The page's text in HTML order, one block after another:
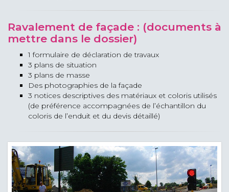
Ravalement de façade : (documents à
mettre dans le dossier)
1 formulaire de déclaration de travaux
3 plans de situation
3 plans de masse
Des photographies de la façade
3 notices descriptives des matériaux et coloris utilisés
(de préférence accompagnées de l’échantillon du
coloris de l’enduit et du devis détaillé)